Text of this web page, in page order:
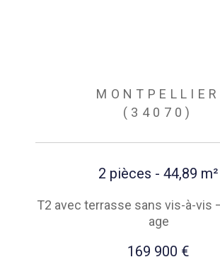
MONTPELLIER
(34070)
2 pièces - 44,89 m²
T2 avec terrasse sans vis-à-vis
age
169 900 €